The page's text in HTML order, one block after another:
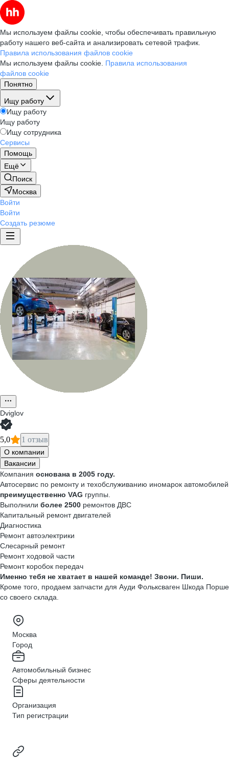
Мы используем файлы cookie, чтобы обеспечивать правильную
работу нашего веб-сайта и анализировать сетевой трафик.
Правила использования файлов cookie
Мы используем файлы cookie. Правила использования
файлов cookie
Понятно
Ищу работу
Ищу работу
Ищу работу
Ищу сотрудника
Сервисы
Помощь
Ещё
Поиск
Москва
Войти
Войти
Создать резюме
Dviglov
5,0 1 отзыв
О компании
Вакансии
Компания основана в 2005 году.
Автосервис по ремонту и техобслуживанию иномарок автомобилей
преимущественно VAG группы.
Выполнили более 2500 ремонтов ДВС
Капитальный ремонт двигателей
Диагностика
Ремонт автоэлектрики
Слесарный ремонт
Ремонт ходовой части
Ремонт коробок передач
Именно тебя не хватает в нашей команде! Звони. Пиши.
Кроме того, продаем запчасти для Ауди Фольксваген Шкода Порше
со своего склада.
Москва
Город
Автомобильный бизнес
Сферы деятельности
Организация
Тип регистрации